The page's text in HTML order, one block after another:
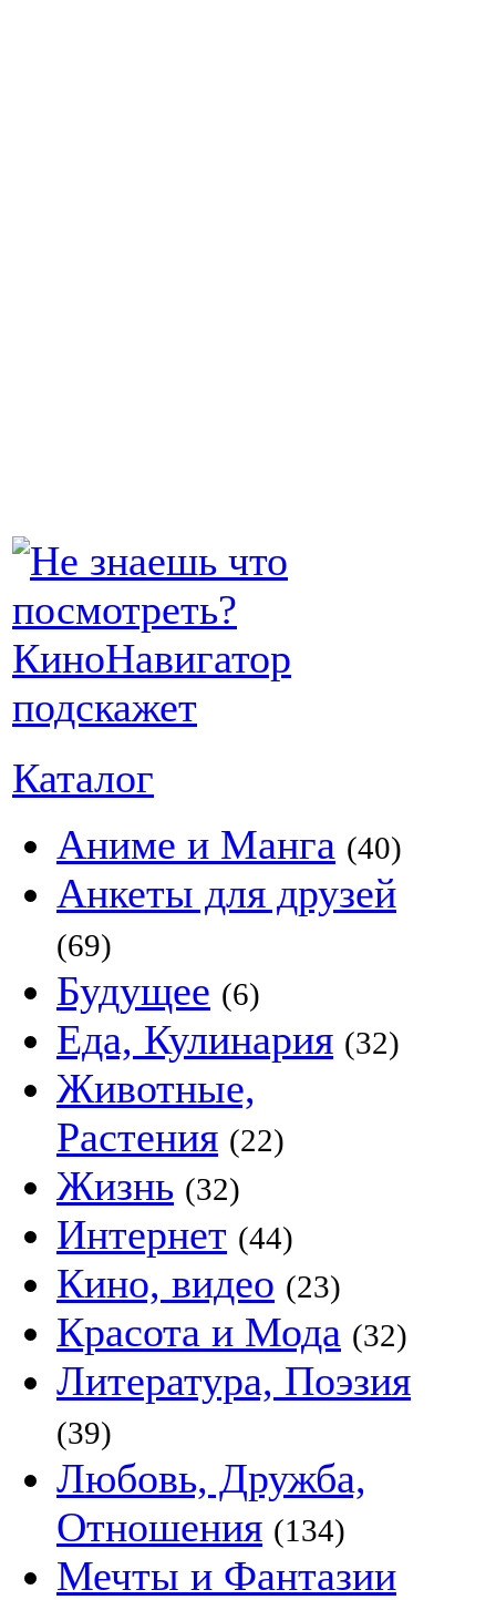
Каталог
Аниме и Манга (40)
Анкеты для друзей
(69)
Будущее (6)
Еда, Кулинария (32)
Животные,
Растения (22)
Жизнь (32)
Интернет (44)
Кино, видео (23)
Красота и Мода (32)
Литература, Поэзия
(39)
Любовь, Дружба,
Отношения (134)
Мечты и Фантазии